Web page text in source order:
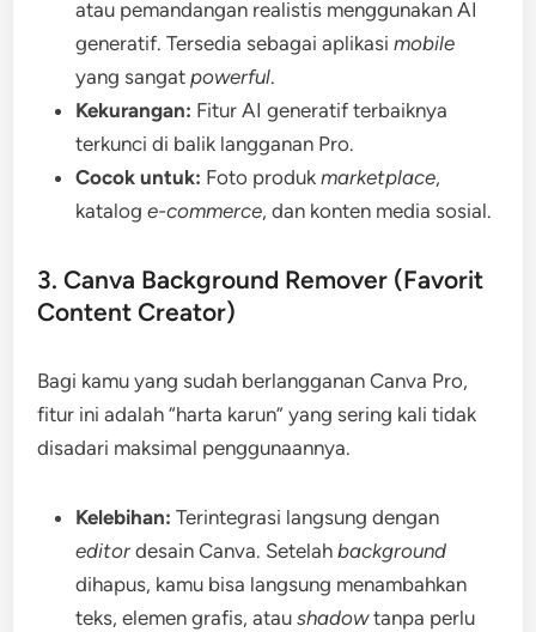
atau pemandangan realistis menggunakan AI
generatif. Tersedia sebagai aplikasimobile
yang sangatpowerful.
Kekurangan: Fitur AI generatif terbaiknya
terkunci di balik langganan Pro.
Cocok untuk: Foto produkmarketplace,
kataloge-commerce, dan konten media sosial.
3. Canva Background Remover (Favorit
Content Creator)
Bagi kamu yang sudah berlangganan Canva Pro,
fitur ini adalah “harta karun” yang sering kali tidak
disadari maksimal penggunaannya.
Kelebihan: Terintegrasi langsung dengan
editor desain Canva. Setelahbackground
dihapus, kamu bisa langsung menambahkan
teks, elemen grafis, ataushadowtanpa perlu